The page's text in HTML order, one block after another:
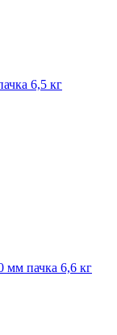
6,5 кг
мм пачка 6,6 кг